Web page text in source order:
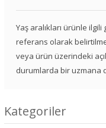
Yaş aralıkları ürünle
referans olarak
veya ürün üzerindeki
durumlarda bir uzmana
Kategoriler